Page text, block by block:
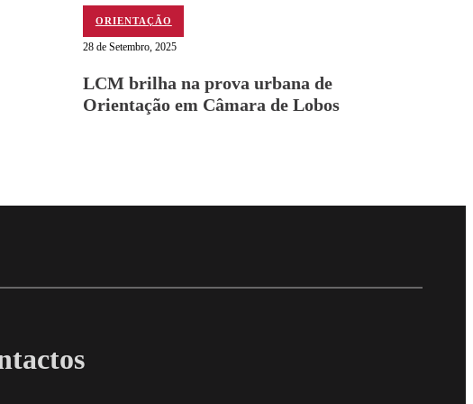
ORIENTAÇÃO
28 de Setembro, 2025
LCM brilha na prova urbana de
Orientação em Câmara de Lobos